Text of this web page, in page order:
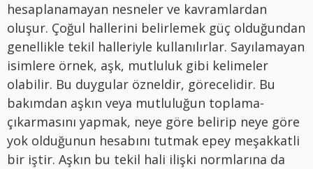
hesaplanamayan nesneler ve kavramlardan
oluşur. Çoğul hallerini belirlemek güç olduğundan
genellikle tekil halleriyle kullanılırlar. Sayılamayan
isimlere örnek, aşk, mutluluk gibi kelimeler
olabilir. Bu duygular özneldir, görecelidir. Bu
bakımdan aşkın veya mutluluğun toplama-
çıkarmasını yapmak, neye göre belirip neye göre
yok olduğunun hesabını tutmak epey meşakkatli
bir iştir. Aşkın bu tekil hali ilişki normlarına da